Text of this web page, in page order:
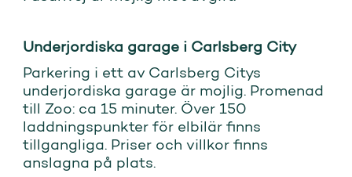
Underjordiska garage i Carlsberg City
Parkering i ett av Carlsberg Citys
underjordiska garage är mojlig. Promenad
till Zoo: ca 15 minuter. Över 150
laddningspunkter för elbilär finns
tillgangliga. Priser och villkor finns
anslagna på plats.